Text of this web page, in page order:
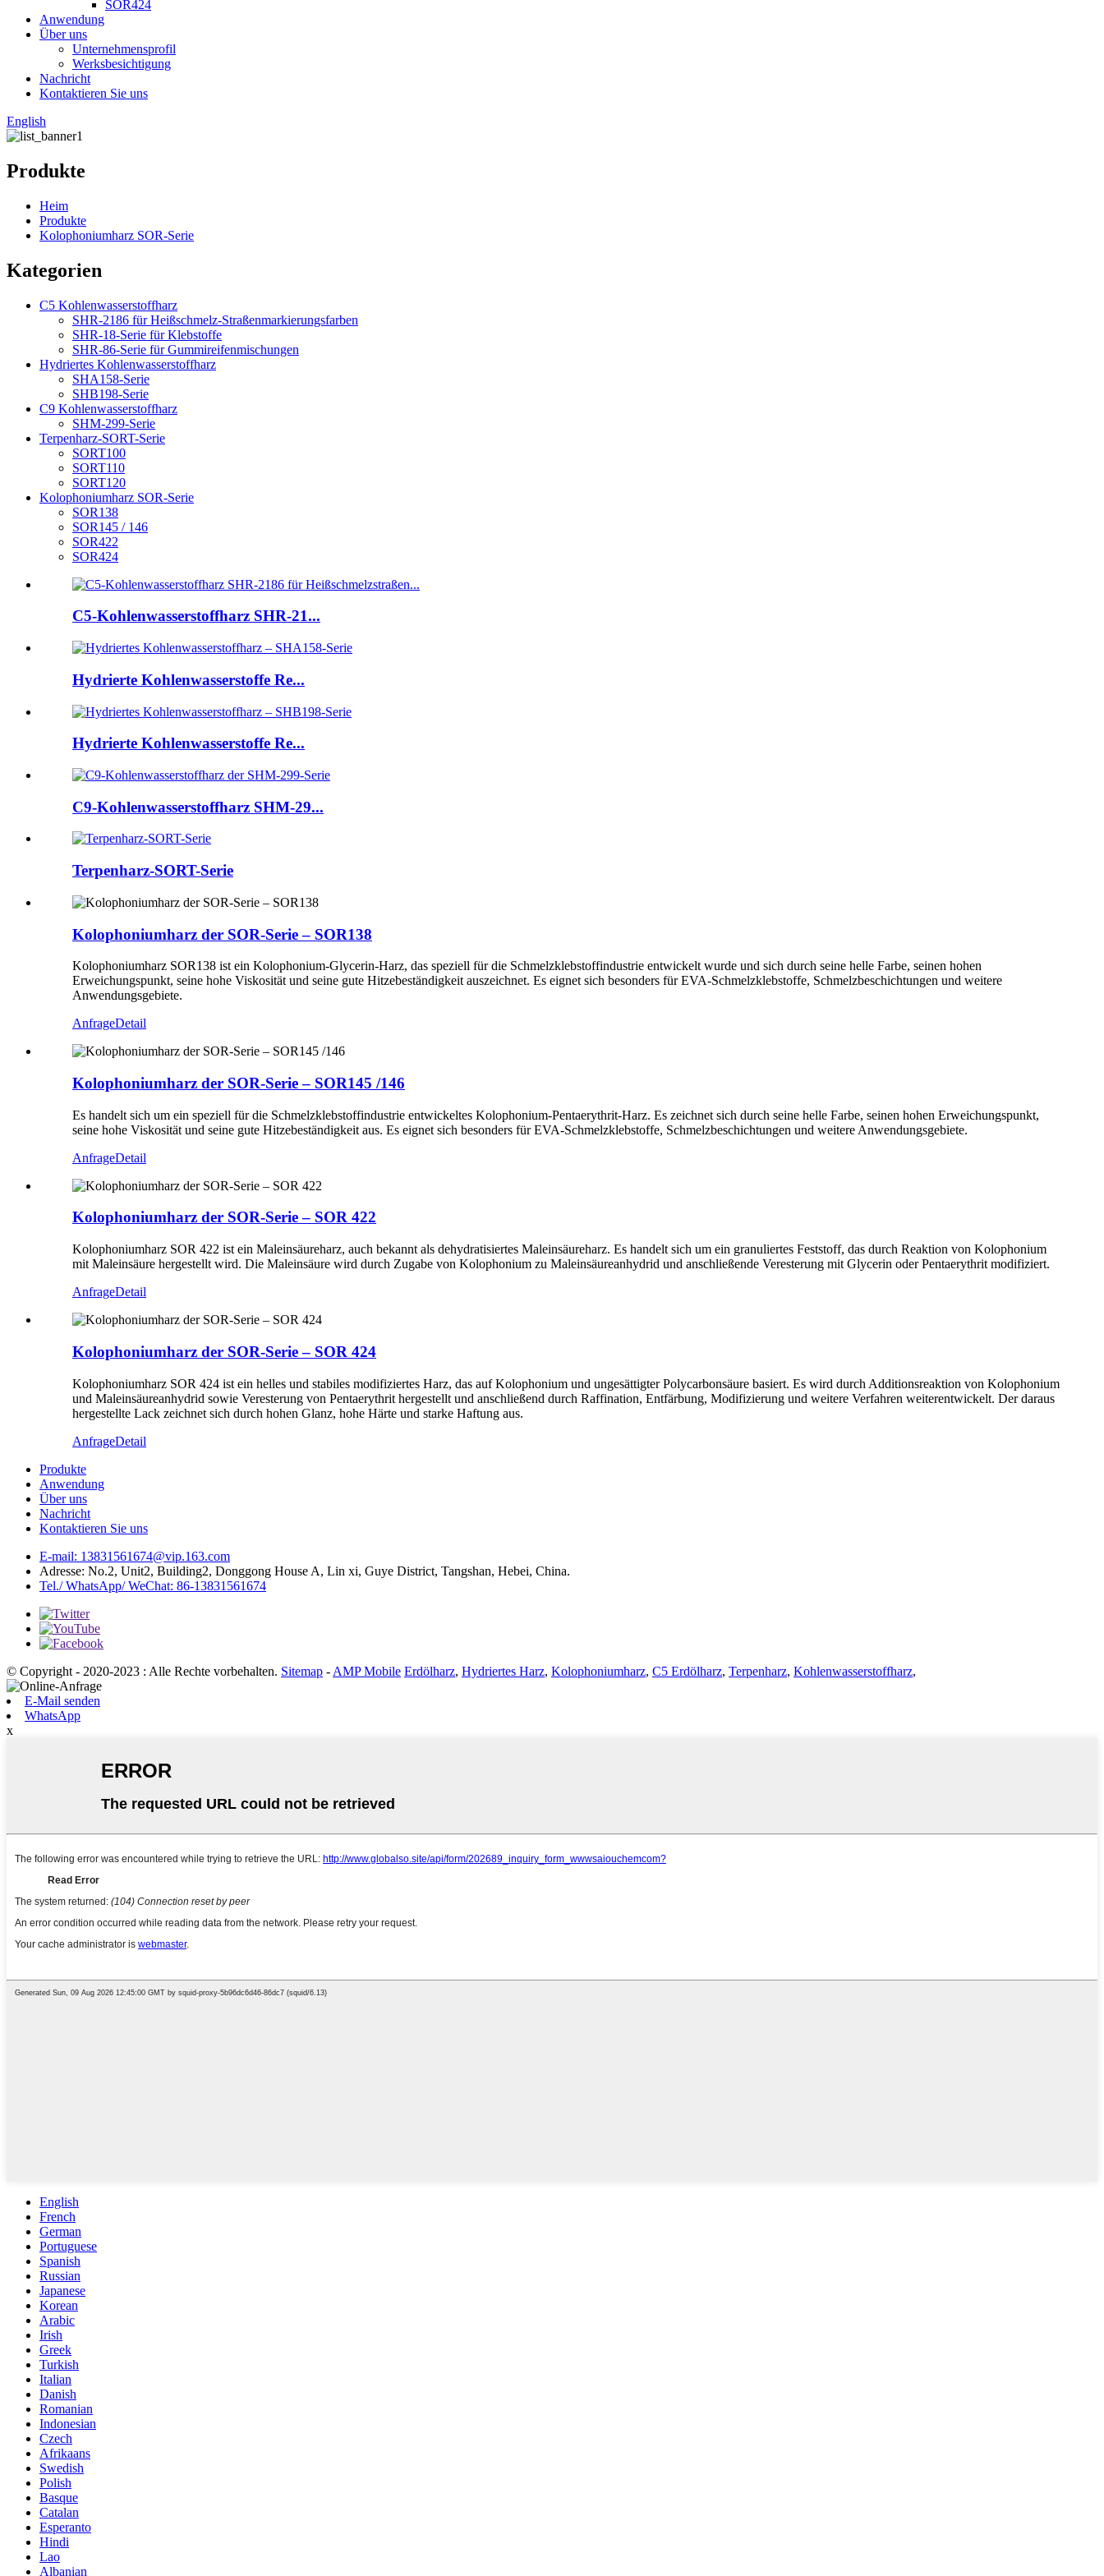
SOR424
Anwendung
Über uns
Unternehmensprofil
Werksbesichtigung
Nachricht
Kontaktieren Sie uns
English
Produkte
Heim
Produkte
Kolophoniumharz SOR-Serie
Kategorien
C5 Kohlenwasserstoffharz
SHR-2186 für Heißschmelz-Straßenmarkierungsfarben
SHR-18-Serie für Klebstoffe
SHR-86-Serie für Gummireifenmischungen
Hydriertes Kohlenwasserstoffharz
SHA158-Serie
SHB198-Serie
C9 Kohlenwasserstoffharz
SHM-299-Serie
Terpenharz-SORT-Serie
SORT100
SORT110
SORT120
Kolophoniumharz SOR-Serie
SOR138
SOR145 / 146
SOR422
SOR424
C5-Kohlenwasserstoffharz SHR-21...
Hydrierte Kohlenwasserstoffe Re...
Hydrierte Kohlenwasserstoffe Re...
C9-Kohlenwasserstoffharz SHM-29...
Terpenharz-SORT-Serie
Kolophoniumharz der SOR-Serie – SOR138
Kolophoniumharz SOR138 ist ein Kolophonium-Glycerin-Harz, das speziell für die Schmelzklebstoffindustrie entwickelt wurde und sich durch seine helle Farbe, seinen hohen
Erweichungspunkt, seine hohe Viskosität und seine gute Hitzebeständigkeit auszeichnet. Es eignet sich besonders für EVA-Schmelzklebstoffe, Schmelzbeschichtungen und weitere
Anwendungsgebiete.
AnfrageDetail
Kolophoniumharz der SOR-Serie – SOR145 /146
Es handelt sich um ein speziell für die Schmelzklebstoffindustrie entwickeltes Kolophonium-Pentaerythrit-Harz. Es zeichnet sich durch seine helle Farbe, seinen hohen Erweichungspunkt,
seine hohe Viskosität und seine gute Hitzebeständigkeit aus. Es eignet sich besonders für EVA-Schmelzklebstoffe, Schmelzbeschichtungen und weitere Anwendungsgebiete.
AnfrageDetail
Kolophoniumharz der SOR-Serie – SOR 422
Kolophoniumharz SOR 422 ist ein Maleinsäureharz, auch bekannt als dehydratisiertes Maleinsäureharz. Es handelt sich um ein granuliertes Feststoff, das durch Reaktion von Kolophonium
mit Maleinsäure hergestellt wird. Die Maleinsäure wird durch Zugabe von Kolophonium zu Maleinsäureanhydrid und anschließende Veresterung mit Glycerin oder Pentaerythrit modifiziert.
AnfrageDetail
Kolophoniumharz der SOR-Serie – SOR 424
Kolophoniumharz SOR 424 ist ein helles und stabiles modifiziertes Harz, das auf Kolophonium und ungesättigter Polycarbonsäure basiert. Es wird durch Additionsreaktion von Kolophonium
und Maleinsäureanhydrid sowie Veresterung von Pentaerythrit hergestellt und anschließend durch Raffination, Entfärbung, Modifizierung und weitere Verfahren weiterentwickelt. Der daraus
hergestellte Lack zeichnet sich durch hohen Glanz, hohe Härte und starke Haftung aus.
AnfrageDetail
Produkte
Anwendung
Über uns
Nachricht
Kontaktieren Sie uns
E-mail: 13831561674@vip.163.com
Adresse: No.2, Unit2, Building2, Donggong House A, Lin xi, Guye District, Tangshan, Hebei, China.
Tel./ WhatsApp/ WeChat: 86-13831561674
© Copyright - 2020-2023 : Alle Rechte vorbehalten. Sitemap - AMP Mobile Erdölharz, Hydriertes Harz, Kolophoniumharz, C5 Erdölharz, Terpenharz, Kohlenwasserstoffharz,
E-Mail senden
WhatsApp
x
English
French
German
Portuguese
Spanish
Russian
Japanese
Korean
Arabic
Irish
Greek
Turkish
Italian
Danish
Romanian
Indonesian
Czech
Afrikaans
Swedish
Polish
Basque
Catalan
Esperanto
Hindi
Lao
Albanian